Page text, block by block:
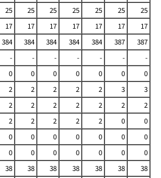
25 25 25 25 25 25
25
17 17 17 17 17 17
17
384 384 384 384 384 387
387
- - - - - -
-
0 0 0 0 0 0
0
2 2 2 2 2 3
3
2 2 2 2 2 2
2
2 2 2 2 2 0
0
0 0 0 0 0 0
0
0 0 0 0 0 0
0
38 38 38 38 38 38
38